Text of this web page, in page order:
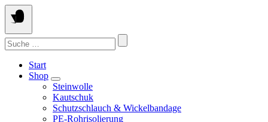
Springen
Sie
zum
Inhalt
Suchen
nach:
Start
Shop
Steinwolle
Kautschuk
Schutzschlauch & Wickelbandage
PE-Rohrisolierung